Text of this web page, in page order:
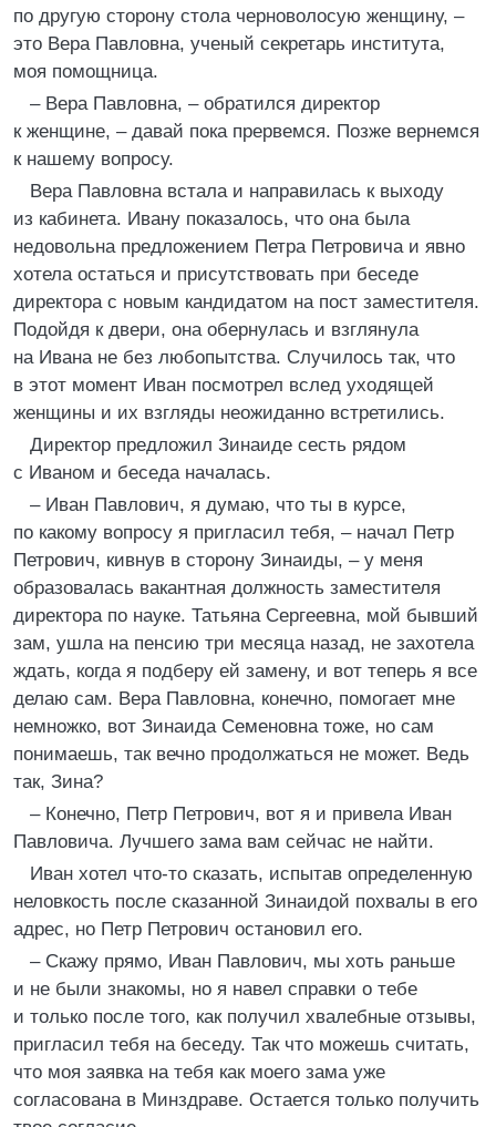
по другую сторону стола черноволосую женщину, –
это Вера Павловна, ученый секретарь института,
моя помощница.
– Вера Павловна, – обратился директор
к женщине, – давай пока прервемся. Позже вернемся
к нашему вопросу.
Вера Павловна встала и направилась к выходу
из кабинета. Ивану показалось, что она была
недовольна предложением Петра Петровича и явно
хотела остаться и присутствовать при беседе
директора с новым кандидатом на пост заместителя.
Подойдя к двери, она обернулась и взглянула
на Ивана не без любопытства. Случилось так, что
в этот момент Иван посмотрел вслед уходящей
женщины и их взгляды неожиданно встретились.
Директор предложил Зинаиде сесть рядом
с Иваном и беседа началась.
– Иван Павлович, я думаю, что ты в курсе,
по какому вопросу я пригласил тебя, – начал Петр
Петрович, кивнув в сторону Зинаиды, – у меня
образовалась вакантная должность заместителя
директора по науке. Татьяна Сергеевна, мой бывший
зам, ушла на пенсию три месяца назад, не захотела
ждать, когда я подберу ей замену, и вот теперь я все
делаю сам. Вера Павловна, конечно, помогает мне
немножко, вот Зинаида Семеновна тоже, но сам
понимаешь, так вечно продолжаться не может. Ведь
так, Зина?
– Конечно, Петр Петрович, вот я и привела Иван
Павловича. Лучшего зама вам сейчас не найти.
Иван хотел что-то сказать, испытав определенную
неловкость после сказанной Зинаидой похвалы в его
адрес, но Петр Петрович остановил его.
– Скажу прямо, Иван Павлович, мы хоть раньше
и не были знакомы, но я навел справки о тебе
и только после того, как получил хвалебные отзывы,
пригласил тебя на беседу. Так что можешь считать,
что моя заявка на тебя как моего зама уже
согласована в Минздраве. Остается только получить